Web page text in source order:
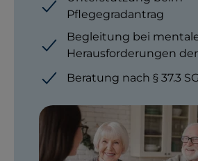
Pflegegradantrag
Begleitung bei
Herausforderungen
Beratung nach § 37.3